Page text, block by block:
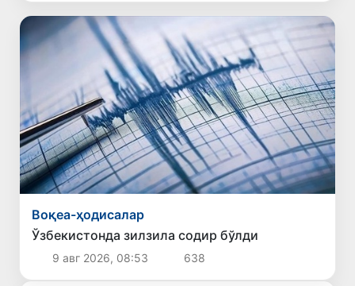
Воқеа-ҳодисалар
Ўзбекистонда зилзила содир бўлди
9 авг 2026, 08:53 638